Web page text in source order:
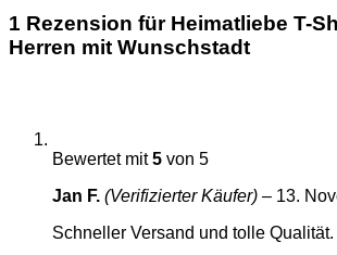
1 Rezension für Heimatliebe T-
Herren mit Wunschstadt
Bewertet mit5 von 5
Jan F. (Verifizierter Käufer) – 13.
Schneller Versand und tolle